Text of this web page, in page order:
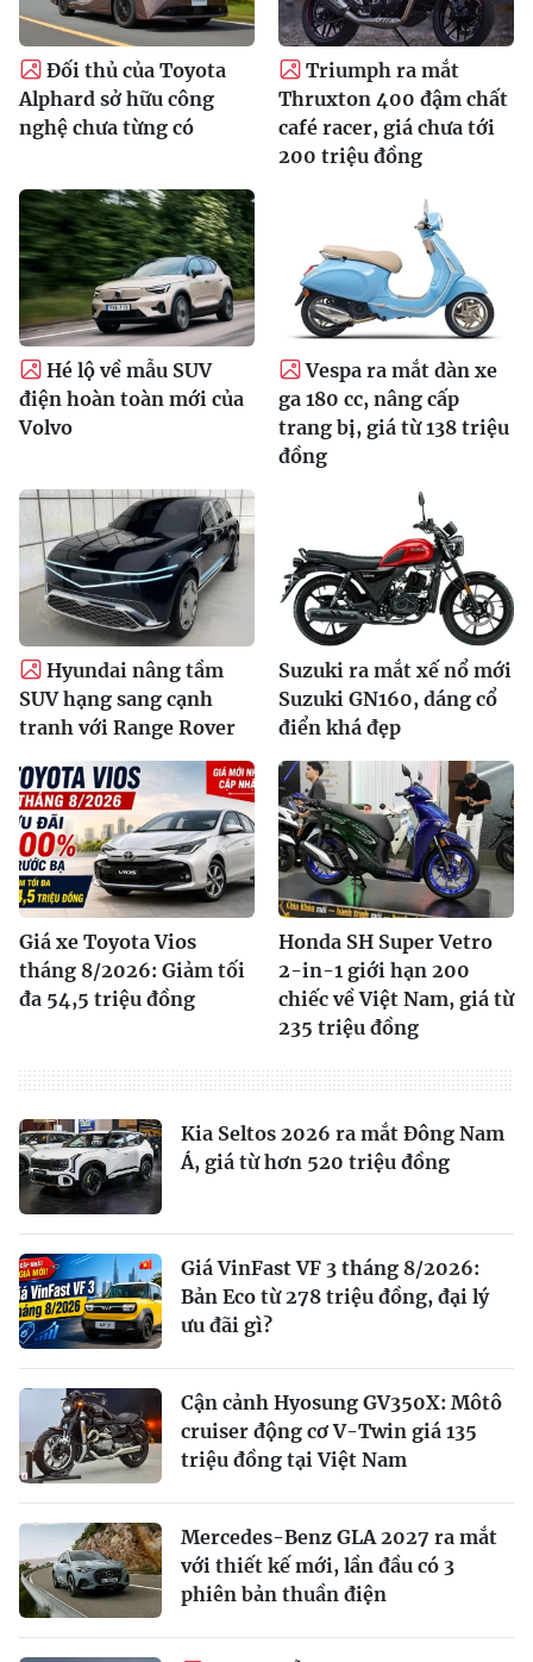
Đối thủ của Toyota
Alphard sở hữu công
nghệ chưa từng có
Triumph ra mắt
Thruxton 400 đậm chất
café racer, giá chưa tới
200 triệu đồng
Hé lộ về mẫu SUV
điện hoàn toàn mới của
Volvo
Vespa ra mắt dàn xe
ga 180 cc, nâng cấp
trang bị, giá từ 138 triệu
đồng
Hyundai nâng tầm
SUV hạng sang cạnh
tranh với Range Rover
Suzuki ra mắt xế nổ mới
Suzuki GN160, dáng cổ
điển khá đẹp
Giá xe Toyota Vios
tháng 8/2026: Giảm tối
đa 54,5 triệu đồng
Honda SH Super Vetro
2-in-1 giới hạn 200
chiếc về Việt Nam, giá từ
235 triệu đồng
Kia Seltos 2026 ra mắt Đông Nam
Á, giá từ hơn 520 triệu đồng
Giá VinFast VF 3 tháng 8/2026:
Bản Eco từ 278 triệu đồng, đại lý
ưu đãi gì?
Cận cảnh Hyosung GV350X: Môtô
cruiser động cơ V-Twin giá 135
triệu đồng tại Việt Nam
Mercedes-Benz GLA 2027 ra mắt
với thiết kế mới, lần đầu có 3
phiên bản thuần điện